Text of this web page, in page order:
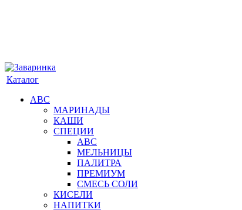
Каталог
АВС
МАРИНАДЫ
КАШИ
СПЕЦИИ
АВС
МЕЛЬНИЦЫ
ПАЛИТРА
ПРЕМИУМ
СМЕСЬ СОЛИ
КИСЕЛИ
НАПИТКИ